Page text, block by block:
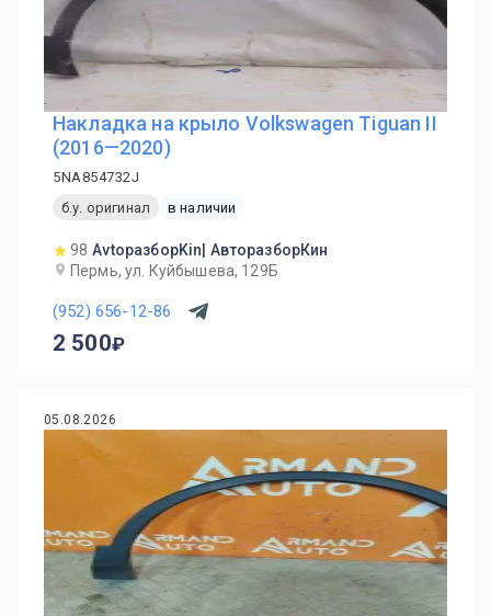
Накладка на крыло Volkswagen Tiguan II
(2016—2020)
5NA854732J
б.у. оригинал
в наличии
98 AvtoразборKin| АвторазборКин
Пермь, ул. Куйбышева, 129Б
(952) 656-12-86
2 500
05.08.2026